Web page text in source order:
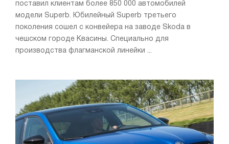
поставил клиентам более 850 000 автомобилей
модели Superb. Юбилейный Superb третьего
поколения сошел с конвейера на заводе Skoda в
чешском городе Квасины. Специально для
производства флагманской линейки ...